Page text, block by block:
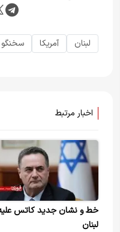
لبنان آمریکا سخنگو
اخبار مرتبط
خط و نشان جدید کاتس
لبنان